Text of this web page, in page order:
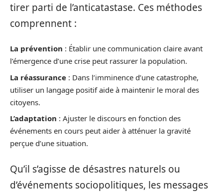
tirer parti de l’anticatastase. Ces méthodes
comprennent :
La prévention : Établir une communication claire avant
l’émergence d’une crise peut rassurer la population.
La réassurance : Dans l’imminence d’une catastrophe,
utiliser un langage positif aide à maintenir le moral des
citoyens.
L’adaptation : Ajuster le discours en fonction des
événements en cours peut aider à atténuer la gravité
perçue d’une situation.
Qu’il s’agisse de désastres naturels ou
d’événements sociopolitiques, les messages